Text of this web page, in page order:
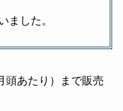
ました。
頭あたり）まで販売